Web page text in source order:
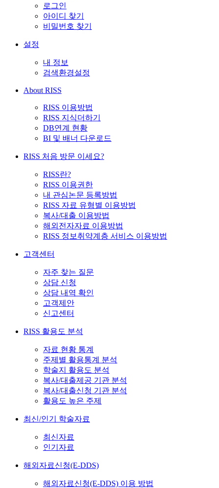
로그인
아이디 찾기
비밀번호 찾기
설정
내 정보
검색환경설정
About RISS
RISS 이용방법
RISS 지식더하기
DB연계 현황
BI 및 배너 다운로드
RISS 처음 방문 이세요?
RISS란?
RISS 이용권한
내 관심논문 등록방법
RISS 자료 유형별 이용방법
복사/대출 이용방법
해외전자자료 이용방법
RISS 정보취약계층 서비스 이용방법
고객센터
자주 찾는 질문
상담 신청
상담 내역 확인
고객제안
신고센터
RISS 활용도 분석
자료 현황 통계
주제별 활용통계 분석
학술지 활용도 분석
복사/대출제공 기관 분석
복사/대출신청 기관 분석
활용도 높은 주제
최신/인기 학술자료
최신자료
인기자료
해외자료신청(E-DDS)
해외자료신청(E-DDS) 이용 방법